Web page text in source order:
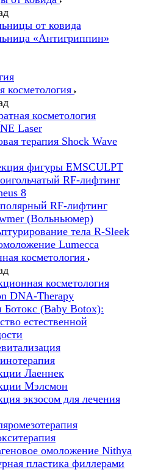
от ковида
«Антигриппин»
косметология
косметология
Laser
терапия Shock Wave
фигуры EMSCULPT
RF-лифтинг
8
RF-лифтинг
(Вольньюмер)
тела R-Sleek
Lumecca
косметология
косметология
DNA-Therapy
Ботокс (Baby Botox):
естественной
Лаеннек
Мэлсмон
экзосом для лечения
омоложение Nithya
пластика филлерами